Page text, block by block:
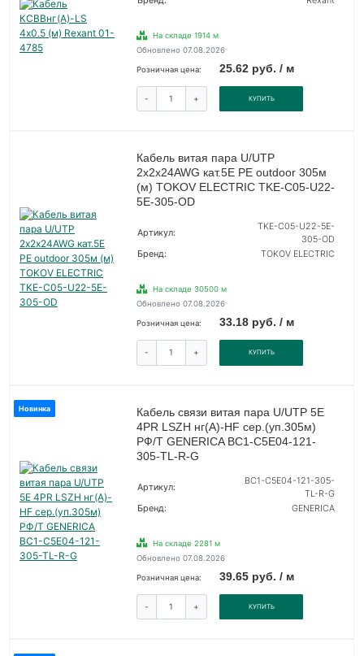
На складе 1914 м
Обновлено 07.08.2026
Розничная цена: 25.62 руб. / м
- + КУПИТЬ
Кабель витая пара U/UTP
2х2х24AWG кат.5E PE outdoor 305м
(м) TOKOV ELECTRIC TKE-C05-U22-
5E-305-OD
Артикул:
TKE-C05-U22-5E-
305-OD
Бренд:
TOKOV ELECTRIC
На складе 30500 м
Обновлено 07.08.2026
Розничная цена: 33.18 руб. / м
- + КУПИТЬ
Новинка
Кабель связи витая пара U/UTP 5E
4PR LSZH нг(А)-HF сер.(уп.305м)
РФ/Т GENERICA BC1-C5E04-121-
305-TL-R-G
Артикул:
BC1-C5E04-121-305-
TL-R-G
Бренд:
GENERICA
На складе 2281 м
Обновлено 07.08.2026
Розничная цена: 39.65 руб. / м
- + КУПИТЬ